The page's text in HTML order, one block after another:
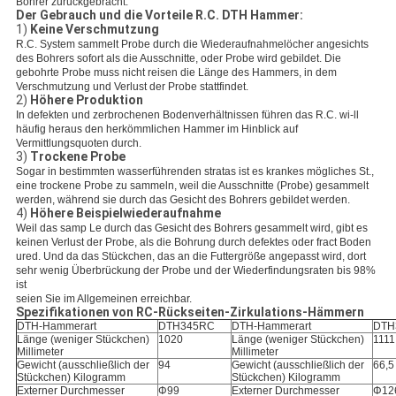
Der Gebrauch und die Vorteile R.C. DTH Hammer:
1) Keine Verschmutzung
R.C. System sammelt Probe durch die Wiederaufnahmelöcher angesichts
des Bohrers sofort als die Ausschnitte, oder Probe wird gebildet. Die
gebohrte Probe muss nicht reisen die Länge des Hammers, in dem
Verschmutzung und Verlust der Probe stattfindet.
2) Höhere Produktion
In defekten und zerbrochenen Bodenverhältnissen führen das R.C. wi-ll
häufig heraus den herkömmlichen Hammer im Hinblick auf
Vermittlungsquoten durch.
3) Trockene Probe
Sogar in bestimmten wasserführenden stratas ist es krankes mögliches St.,
eine trockene Probe zu sammeln, weil die Ausschnitte (Probe) gesammelt
werden, während sie durch das Gesicht des Bohrers gebildet werden.
4) Höhere Beispielwiederaufnahme
Weil das samp Le durch das Gesicht des Bohrers gesammelt wird, gibt es
keinen Verlust der Probe, als die Bohrung durch defektes oder fract Boden
ured. Und da das Stückchen, das an die Futtergröße angepasst wird, dort
sehr wenig Überbrückung der Probe und der Wiederfindungsraten bis 98%
ist
seien Sie im Allgemeinen erreichbar.
Spezifikationen von RC-Rückseiten-Zirkulations-Hämmern
DTH-Hammerart DTH345RC DTH-Hammerart
Länge (weniger Stückchen)
Millimeter
1020
Länge (weniger Stückchen)
Millimeter
1111
Gewicht (ausschließlich der
Stückchen) Kilogramm
94
Gewicht (ausschließlich der
Stückchen) Kilogramm
66,5
Externer Durchmesser
Φ99
Externer Durchmesser